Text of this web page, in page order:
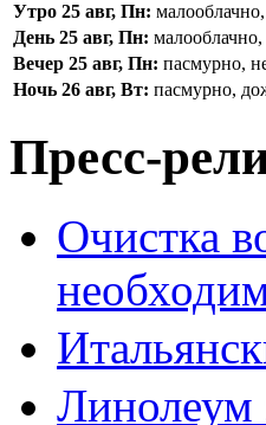
Утро 25 авг, Пн:
День 25 авг, Пн:
Вечер 25 авг, Пн: пасмурно,
Ночь 26 авг, Вт: пасмурно,
Пресс-
Очистка
Линолеум